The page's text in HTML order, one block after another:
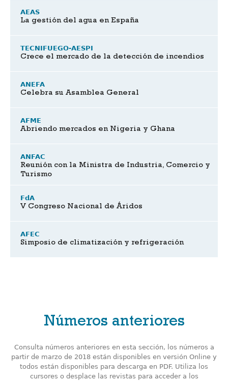
AEAS
La gestión del agua en España
TECNIFUEGO-AESPI
Crece el mercado de la detección de incendios
ANEFA
Celebra su Asamblea General
AFME
Abriendo mercados en Nigeria y Ghana
ANFAC
Reunión con la Ministra de Industria, Comercio y
Turismo
FdA
V Congreso Nacional de Áridos
AFEC
Simposio de climatización y refrigeración
Números anteriores
Consulta números anteriores en esta sección, los números a
partir de marzo de 2018 están disponibles en versión Online y
todos están disponibles para descarga en PDF. Utiliza los
cursores o desplace las revistas para acceder a los